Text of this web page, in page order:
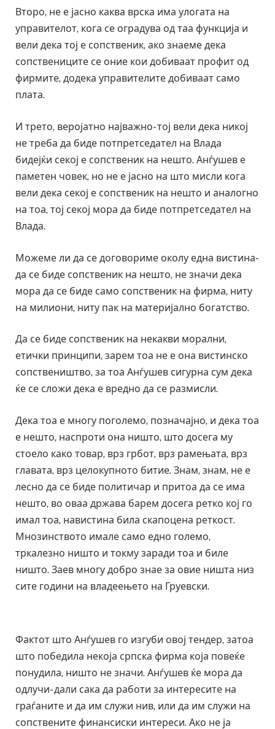
Второ, не е јасно каква врска има улогата на
управителот, кога се оградува од таа функција и
вели дека тој е сопственик, ако знаеме дека
сопствениците се оние кои добиваат профит од
фирмите, додека управителите добиваат само
плата.
И трето, веројатно најважно- тој вели дека никој
не треба да биде потпретседател на Влада
бидејќи секој е сопственик на нешто. Анѓушев е
паметен човек, но не е јасно на што мисли кога
вели дека секој е сопственик на нешто и аналогно
на тоа, тој секој мора да биде потпретседател на
Влада.
Можеме ли да се договориме околу една вистина-
да се биде сопственик на нешто, не значи дека
мора да се биде само сопственик на фирма, ниту
на милиони, ниту пак на материјално богатство.
Да се биде сопственик на некакви морални,
етички принципи, зарем тоа не е она вистинско
сопствеништво, за тоа Анѓушев сигурна сум дека
ќе се сложи дека е вредно да се размисли.
Дека тоа е многу поголемо, позначајно, и дека тоа
е нешто, наспроти она ништо, што досега му
стоело како товар, врз грбот, врз рамењата, врз
главата, врз целокупното битие. Знам, знам, не е
лесно да се биде политичар и притоа да се има
нешто, во оваа држава барем досега ретко кој го
имал тоа, навистина била скапоцена реткост.
Мнозинството имале само едно големо,
тркалезно ништо и токму заради тоа и биле
ништо. Заев многу добро знае за овие ништа низ
сите години на владеењето на Груевски.
Фактот што Анѓушев го изгуби овој тендер, затоа
што победила некоја српска фирма која повеќе
понудила, ништо не значи. Анѓушев ќе мора да
одлучи- дали сака да работи за интересите на
граѓаните и да им служи нив, или да им служи на
сопствените финансиски интереси. Ако не ја